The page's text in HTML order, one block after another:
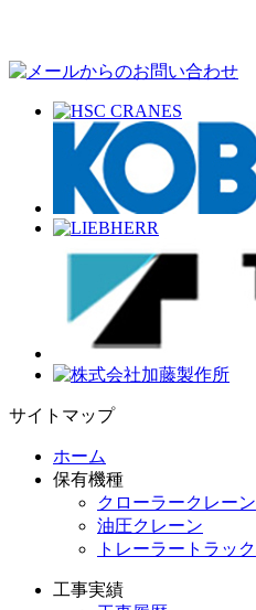
サイトマップ
ホーム
保有機種
クローラークレーン
油圧クレーン
トレーラートラック
工事実績